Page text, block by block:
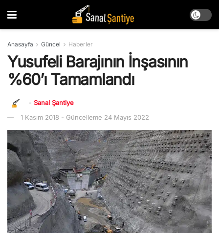
Anasayfa Güncel Haberler
Yusufeli Barajının İnşasının
%60’ı Tamamlandı
- Sanal Şantiye
1 Kasım 2018 - Güncelleme 24 Mayıs 2022